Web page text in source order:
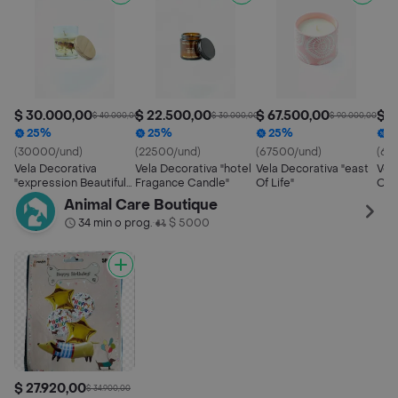
$ 30.000,00$ 40.000,00
25%
(30000/und)
Vela Decorativa
"expression Beautiful
Life"
$ 22.500,00$ 30.000,00
25%
(22500/und)
Vela Decorativa "hotel
Fragance Candle"
$ 67.500,00$ 90.000,00
25%
(67500/und)
Vela Decorativa "east
Of Life"
$
Of
Animal Care Boutique
34 min o prog.• $ 5000
$ 27.920,00$ 34.900,00